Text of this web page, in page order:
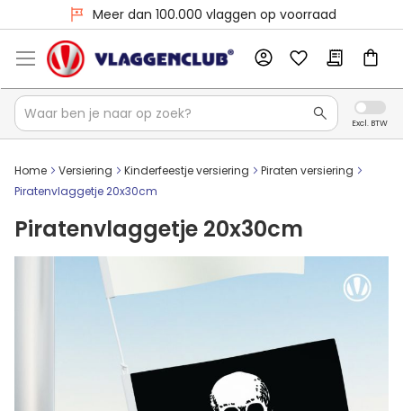
Meer dan 100.000 vlaggen op voorraad
Home Versiering Kinderfeestje versiering
Piraten versiering
Piratenvlaggetje 20x30cm
Piratenvlaggetje 20x30cm